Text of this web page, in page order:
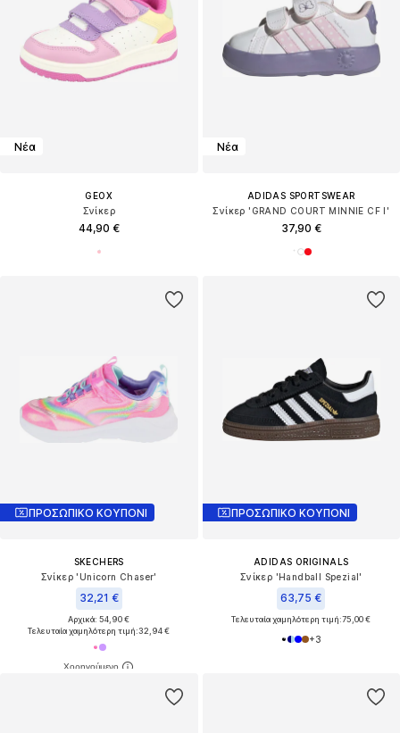
Νέα
GEOX
Σνίκερ
44,90 €
Νέα
ADIDAS SPORTSWEAR
Σνίκερ 'GRAND COURT MINNIE CF I'
37,90 €
ΠΡΟΣΩΠΙΚΟ ΚΟΥΠΟΝΙ
SKECHERS
Σνίκερ 'Unicorn Chaser'
32,21 €
Αρχικά: 54,90 €
Τελευταία χαμηλότερη τιμή:32,94 €
ΠΡΟΣΩΠΙΚΟ ΚΟΥΠΟΝΙ
ADIDAS ORIGINALS
Σνίκερ 'Handball Spezial'
63,75 €
Τελευταία χαμηλότερη τιμή:75,00 €
+3